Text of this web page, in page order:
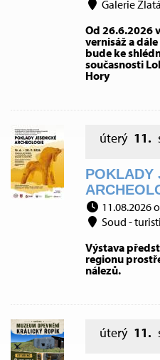
Galerie
Od 26.6.2026
vernisáž a
bude ke
současnosti
Hory
úterý 11.
POKLADY
11.08.2026
Soud -
Výstava
regionu
nálezů.
úterý 11.